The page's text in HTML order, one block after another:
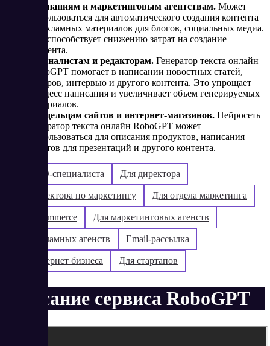
Компаниям и маркетинговым агентствам. Может
использоваться для автоматического создания контента
и рекламных материалов для блогов, социальных медиа.
Это способствует снижению затрат на создание
контента.
Журналистам и редакторам. Генератор текста онлайн
RoboGPT помогает в написании новостных статей,
обзоров, интервью и другого контента. Это упрощает
процесс написания и увеличивает объем генерируемых
материалов.
Владельцам сайтов и интернет-магазинов. Нейросеть
генератор текста онлайн RoboGPT может
использоваться для описания продуктов, написания
текстов для презентаций и другого контента.
Для SEO-специалиста Для директора
Для директора по маркетингу Для отдела маркетинга
Для e-commerce Для маркетинговых агенств
Для рекламных агенств Email-рассылка
Для интернет бизнеса Для стартапов
Описание сервиса RoboGPT